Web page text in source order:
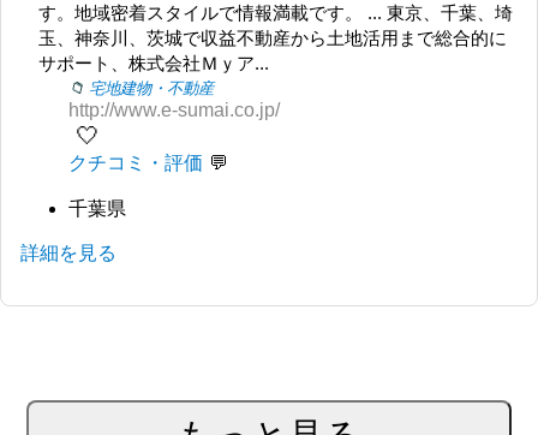
す。地域密着スタイルで情報満載です。 ... 東京、千葉、埼
玉、神奈川、茨城で収益不動産から土地活用まで総合的に
サポート、株式会社Ｍｙア...
宅地建物・不動産
http://www.e-sumai.co.jp/
🤍
クチコミ・評価
千葉県
詳細を見る